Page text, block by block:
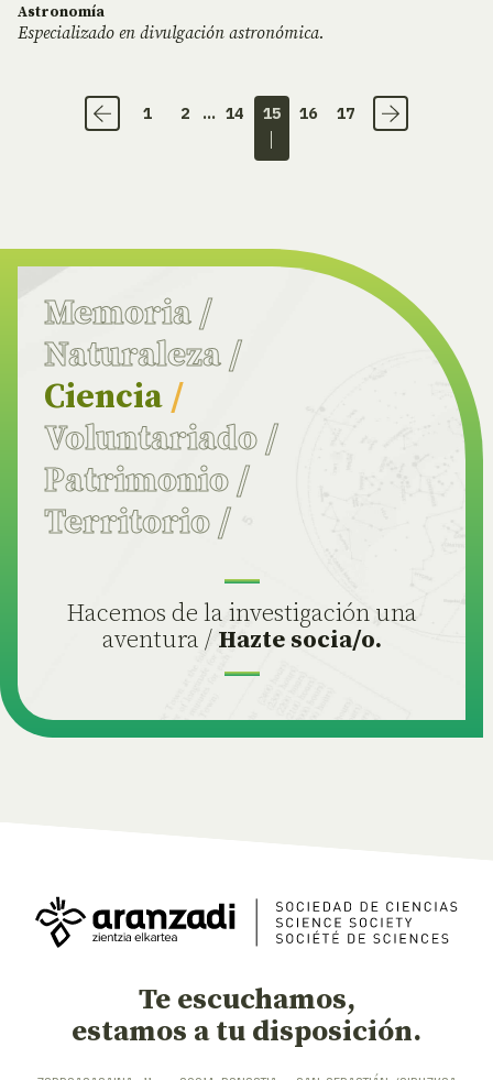
Astronomía
Especializado en divulgación astronómica.
1 2 ... 14 15 16 17
Memoria /
Naturaleza /
Ciencia /
Voluntariado /
Patrimonio /
Territorio /
Hacemos de la investigación una
aventura / Hazte socia/o.
Te escuchamos,
estamos a tu disposición.